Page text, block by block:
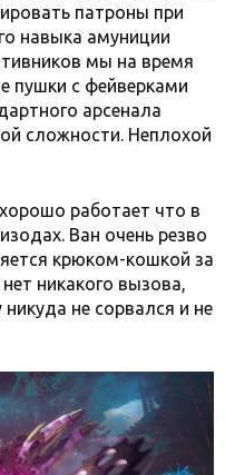
патроны при
навыка амуниции
мы на время
пушки с фейверками
арсенала
сложности. Неплохой
работает что в
Ван очень резво
крюком-кошкой за
никакого вызова,
не сорвался и не